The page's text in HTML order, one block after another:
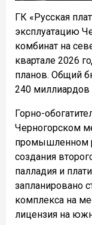
ГК «Русская
эксплуатацию
комбинат на
квартале 2026
планов. Общий
240 миллиардов
Горно-
Черногорском
промышленном
создания
палладия и
запланировано
комплекса на
лицензия на